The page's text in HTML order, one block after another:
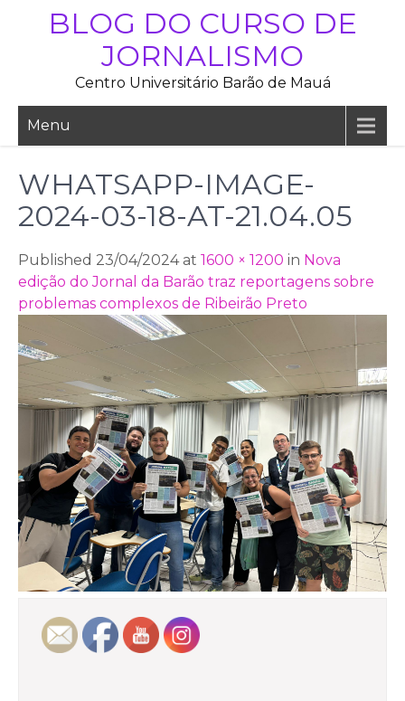
BLOG DO CURSO DE
JORNALISMO
Centro Universitário Barão de Mauá
Menu
WHATSAPP-IMAGE-
2024-03-18-AT-21.04.05
Published 23/04/2024 at 1600 × 1200 in Nova
edição do Jornal da Barão traz reportagens sobre
problemas complexos de Ribeirão Preto